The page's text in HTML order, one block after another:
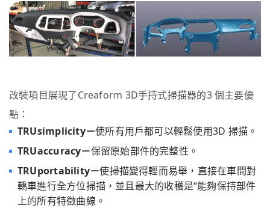
改裝項目展現了Creaform 3D手持式掃描器的3 個主要優
點：
TRUsimplicity－使所有用戶都可以輕鬆使用3D 掃描。
TRUaccuracy－保留原始部件的完整性。
TRUportability－使掃描變得輕而易舉，直接在車間對
轎車進行全方位掃描，並且最大的收穫是“能夠保持部件
上的所有特徵曲線。